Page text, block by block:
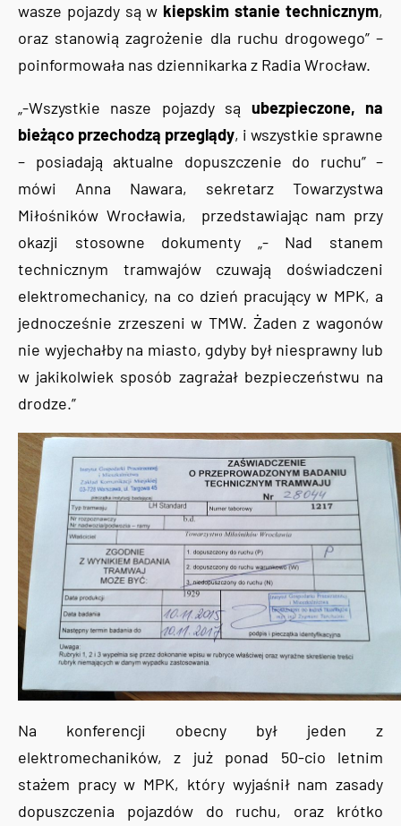
wasze pojazdy są w kiepskim stanie technicznym,
oraz stanowią zagrożenie dla ruchu drogowego” –
poinformowała nas dziennikarka z Radia Wrocław.
„-Wszystkie nasze pojazdy są ubezpieczone, na
bieżąco przechodzą przeglądy, i wszystkie sprawne
– posiadają aktualne dopuszczenie do ruchu” –
mówi Anna Nawara, sekretarz Towarzystwa
Miłośników Wrocławia, przedstawiając nam przy
okazji stosowne dokumenty „- Nad stanem
technicznym tramwajów czuwają doświadczeni
elektromechanicy, na co dzień pracujący w MPK, a
jednocześnie zrzeszeni w TMW. Żaden z wagonów
nie wyjechałby na miasto, gdyby był niesprawny lub
w jakikolwiek sposób zagrażał bezpieczeństwu na
drodze.”
Na konferencji obecny był jeden z
elektromechaników, z już ponad 50-cio letnim
stażem pracy w MPK, który wyjaśnił nam zasady
dopuszczenia pojazdów do ruchu, oraz krótko